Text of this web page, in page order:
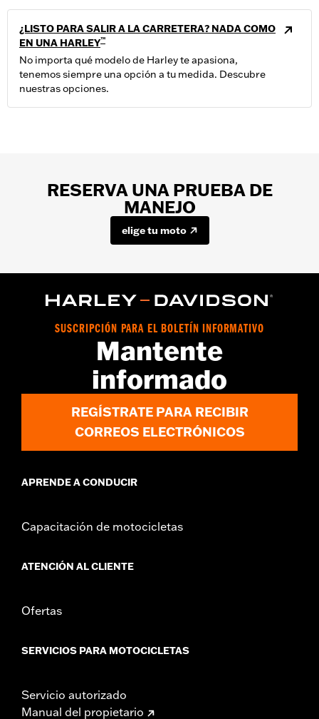
¿LISTO PARA SALIR A LA CARRETERA? NADA COMO
EN UNA HARLEY™
No importa qué modelo de Harley te apasiona,
tenemos siempre una opción a tu medida. Descubre
nuestras opciones.​
RESERVA UNA PRUEBA DE
MANEJO
elige tu moto
SUSCRIPCIÓN PARA EL BOLETÍN INFORMATIVO
Mantente
informado
REGÍSTRATE PARA RECIBIR
CORREOS ELECTRÓNICOS
APRENDE A CONDUCIR
Capacitación de motocicletas
ATENCIÓN AL CLIENTE
Ofertas
SERVICIOS PARA MOTOCICLETAS
Servicio autorizado
Manual del propietario